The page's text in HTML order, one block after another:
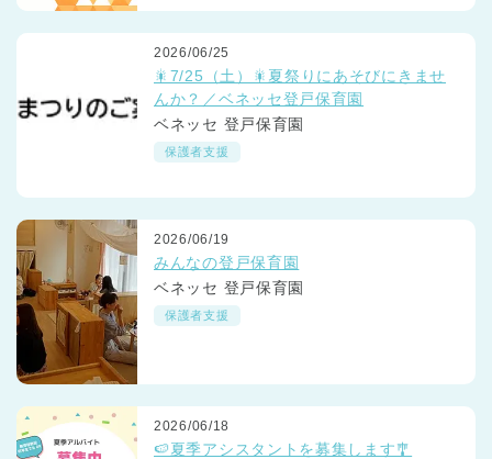
2026/06/25
🎇7/25（土）🎇夏祭りにあそびにきませ
んか？／ベネッセ登戸保育園
ベネッセ 登戸保育園
保護者支援
2026/06/19
みんなの登戸保育園
ベネッセ 登戸保育園
保護者支援
2026/06/18
🍉夏季アシスタントを募集します🎐